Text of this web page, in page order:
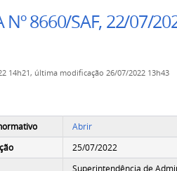
Nº 8660/SAF, 22/07/
14h21, última modificação 26/07/2022 13h43
Abrir
25/07/2022
Superintendência de